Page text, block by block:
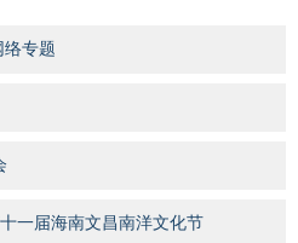
络专题
一届海南文昌南洋文化节